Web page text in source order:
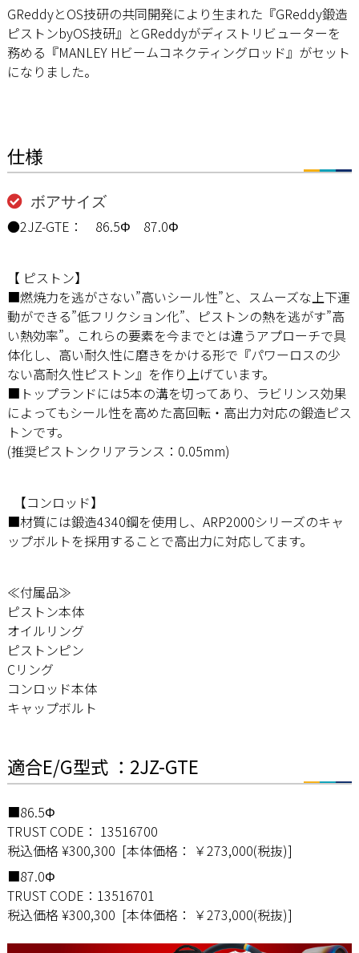
GReddyとOS技研の共同開発により生まれた『GReddy鍛造
ピストンbyOS技研』とGReddyがディストリビューターを
務める『MANLEY Hビームコネクティングロッド』がセット
になりました。
仕様
ボアサイズ
●2JZ-GTE： 86.5Φ 87.0Φ
【 ピストン】
■燃焼力を逃がさない”高いシール性”と、スムーズな上下運
動ができる”低フリクション化”、ピストンの熱を逃がす”高
い熱効率”。これらの要素を今までとは違うアプローチで具
体化し、高い耐久性に磨きをかける形で『パワーロスの少
ない高耐久性ピストン』を作り上げています。
■トップランドには5本の溝を切ってあり、ラビリンス効果
によってもシール性を高めた高回転・高出力対応の鍛造ピス
トンです。
(推奨ピストンクリアランス：0.05mm)
【コンロッド】
■材質には鍛造4340鋼を使用し、ARP2000シリーズのキャ
ップボルトを採用することで高出力に対応してます。
≪付属品≫
ピストン本体
オイルリング
ピストンピン
Cリング
コンロッド本体
キャップボルト
適合E/G型式 ：2JZ-GTE
■86.5Φ
TRUST CODE： 13516700
税込価格 ¥300,300 [本体価格： ￥273,000(税抜)]
■87.0Φ
TRUST CODE：13516701
税込価格 ¥300,300 [本体価格： ￥273,000(税抜)]